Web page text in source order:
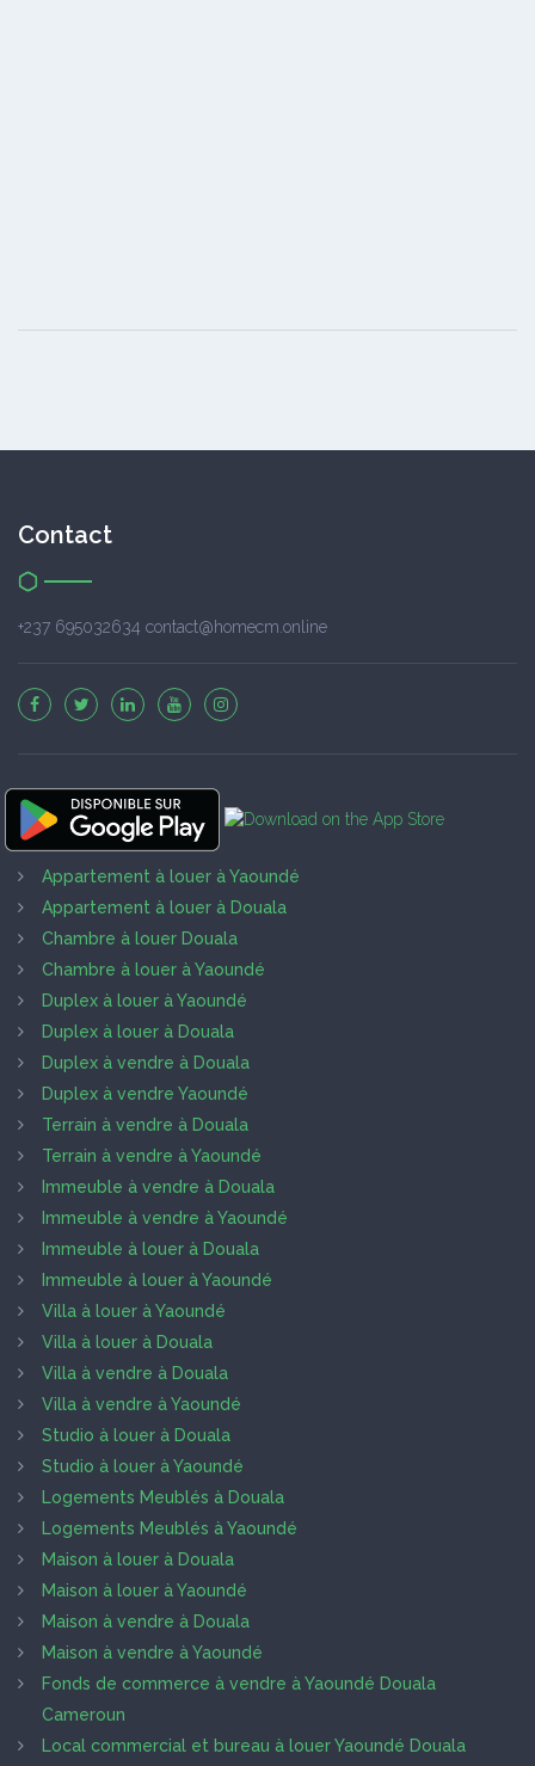
Contact
+237 695032634 contact@homecm.online
Appartement à louer à Yaoundé
Appartement à louer à Douala
Chambre à louer Douala
Chambre à louer à Yaoundé
Duplex à louer à Yaoundé
Duplex à louer à Douala
Duplex à vendre à Douala
Duplex à vendre Yaoundé
Terrain à vendre à Douala
Terrain à vendre à Yaoundé
Immeuble à vendre à Douala
Immeuble à vendre à Yaoundé
Immeuble à louer à Douala
Immeuble à louer à Yaoundé
Villa à louer à Yaoundé
Villa à louer à Douala
Villa à vendre à Douala
Villa à vendre à Yaoundé
Studio à louer à Douala
Studio à louer à Yaoundé
Logements Meublés à Douala
Logements Meublés à Yaoundé
Maison à louer à Douala
Maison à louer à Yaoundé
Maison à vendre à Douala
Maison à vendre à Yaoundé
Fonds de commerce à vendre à Yaoundé Douala
Cameroun
Local commercial et bureau à louer Yaoundé Douala